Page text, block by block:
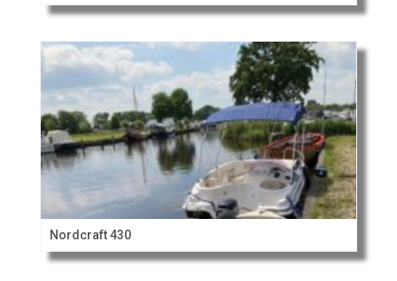
Nordcraft 430